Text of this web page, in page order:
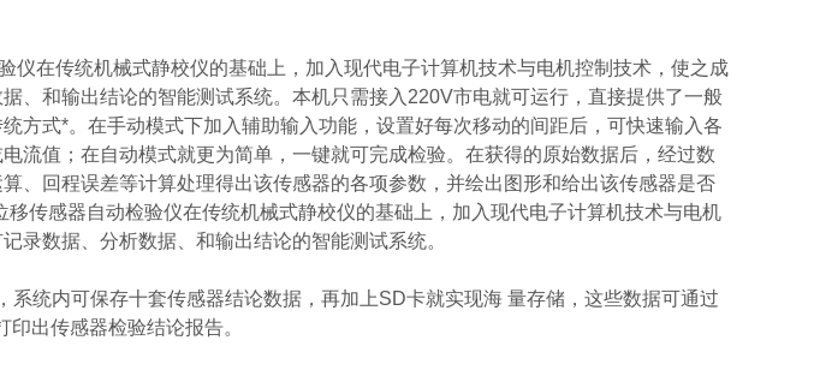
在传统机械式静校仪的基础上，加入现代电子计算机技术与电机控制技术，使之成
、和输出结论的智能测试系统。本机只需接入220V市电就可运行，直接提供了一般
方式*。在手动模式下加入辅助输入功能，设置好每次移动的间距后，可快速输入各
流值；在自动模式就更为简单，一键就可完成检验。在获得的原始数据后，经过数
、回程误差等计算处理得出该传感器的各项参数，并绘出图形和给出该传感器是否
传感器自动检验仪在传统机械式静校仪的基础上，加入现代电子计算机技术与电机
录数据、分析数据、和输出结论的智能测试系统。
统内可保存十套传感器结论数据，再加上SD卡就实现海 量存储，这些数据可通过
出传感器检验结论报告。